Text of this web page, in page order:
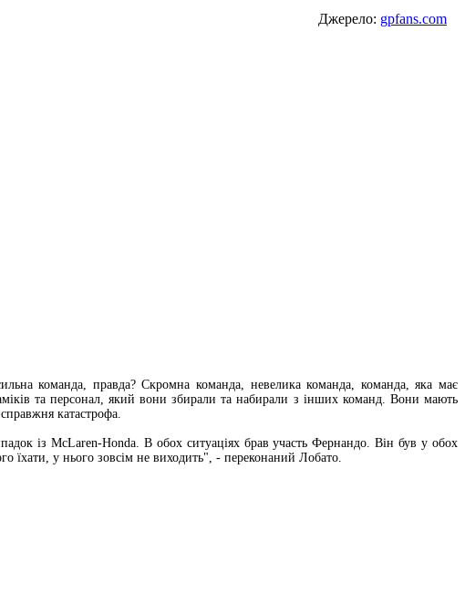
Джерело: gpfans.com
команда, правда? Скромна команда, невелика команда, команда, яка має
та персонал, який вони збирали та набирали з інших команд. Вони мають
катастрофа.
із McLaren-Honda. В обох ситуаціях брав участь Фернандо. Він був у обох
їхати, у нього зовсім не виходить", - переконаний Лобато.